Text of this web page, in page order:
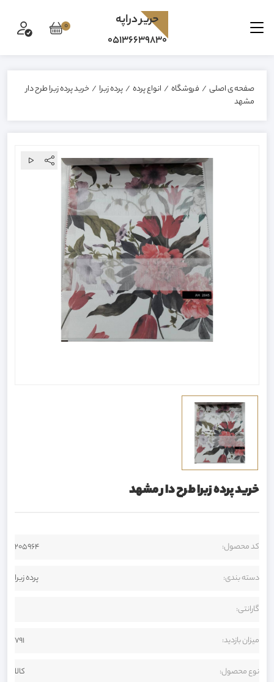
0 حرير دراپه
05136639830
صفحه ی اصلی / فروشگاه / انواع پرده / پرده زبرا / خرید پرده زبرا طرح دار
مشهد
خرید پرده زبرا طرح دار مشهد
کد محصول: 205964
دسته بندی: پرده زبرا
گارانتی:
میزان بازدید: 791
نوع محصول: کالا